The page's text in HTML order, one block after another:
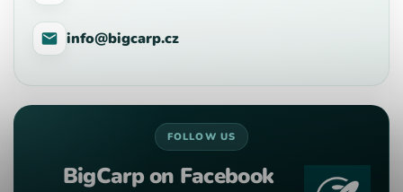
info@bigcarp.cz
FOLLOW US
BigCarp on Facebook